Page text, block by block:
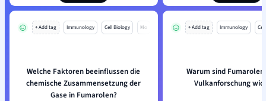
+ Add tag Immunology Cell Biology Mo
Welche Faktoren beeinflussen die
chemische Zusammensetzung der
Gase in Fumarolen?
+ Add tag Immunology
Warum sind
Vulkanforschung